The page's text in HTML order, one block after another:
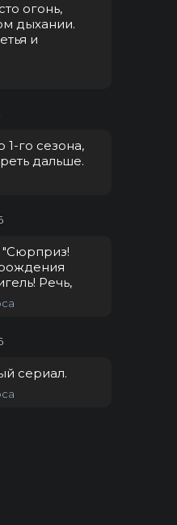
огонь,
дыхании.
и
1-го сезона,
дальше.
"Сюрприз!
Речь,
сериал.